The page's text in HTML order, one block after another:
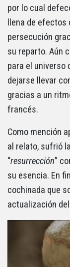
por lo cual
llena de
persecución
su reparto. Aún
para el universo
dejarse llevar
gracias a un
francés.
Como mención
al relato, sufrió
“resurrección”
su esencia. En
cochinada que
actualización